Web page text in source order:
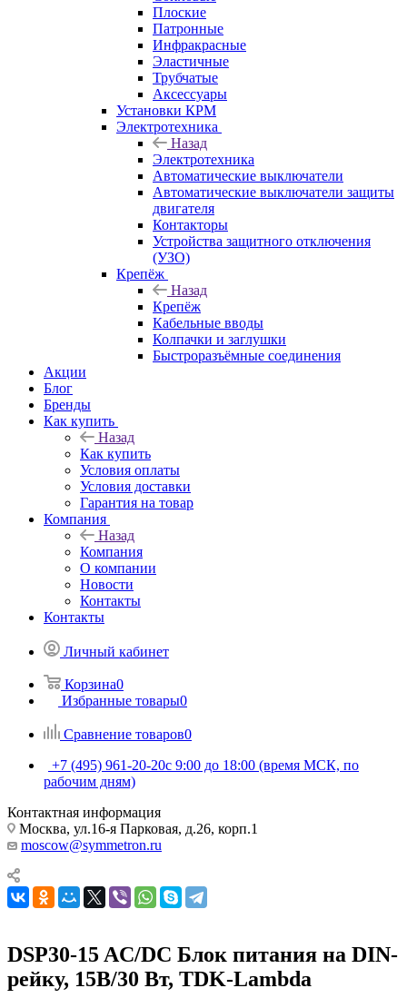
Плоские
Патронные
Инфракрасные
Эластичные
Трубчатые
Аксессуары
Установки КРМ
Электротехника
Назад
Электротехника
Автоматические выключатели
Автоматические выключатели защиты
двигателя
Контакторы
Устройства защитного отключения
(УЗО)
Крепёж
Назад
Крепёж
Кабельные вводы
Колпачки и заглушки
Быстроразъёмные соединения
Акции
Блог
Бренды
Как купить
Назад
Как купить
Условия оплаты
Условия доставки
Гарантия на товар
Компания
Назад
Компания
О компании
Новости
Контакты
Контакты
Личный кабинет
Корзина0
Избранные товары0
Сравнение товаров0
+7 (495) 961-20-20с 9:00 до 18:00 (время МСК, по
рабочим дням)
Контактная информация
Москва, ул.16-я Парковая, д.26, корп.1
moscow@symmetron.ru
DSP30-15 AC/DC Блок питания на DIN-
рейку, 15В/30 Вт, TDK-Lambda